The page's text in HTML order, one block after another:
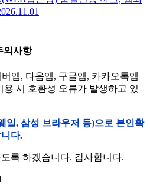
의사항
앱, 다음앱, 구글앱, 카카오톡앱
시 호환성 오류가 발생하고 있
일, 삼성 브라우저 등)으로 본인확
다.
록 하겠습니다. 감사합니다.